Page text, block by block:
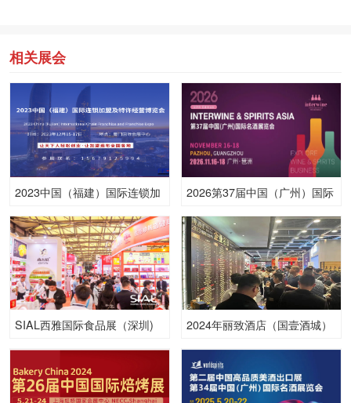
相关展会
2023中国（福建）国际连锁加
2026第37届中国（广州）国际
SIAL西雅国际食品展（深圳)
2024年丽致酒店（国壹酒城）